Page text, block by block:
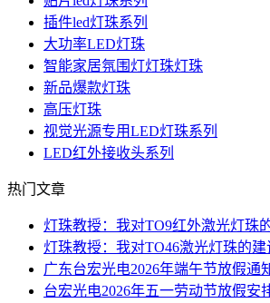
插件led灯珠系列
大功率LED灯珠
智能家居氛围灯灯珠灯珠
新品爆款灯珠
高压灯珠
视觉光源专用LED灯珠系列
LED红外接收头系列
热门文章
灯珠教授：我对TO9红外激光灯珠
灯珠教授：我对TO46激光灯珠的建
广东台宏光电2026年端午节放假通
台宏光电2026年五一劳动节放假安